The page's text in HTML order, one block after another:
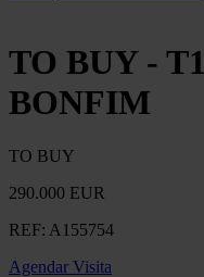
TO BUY -
BONFIM
TO BUY
290.000 EUR
REF: A155754
Agendar Visita